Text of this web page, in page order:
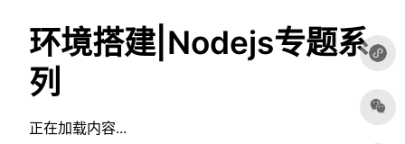
环境搭建|Nodejs专题系
列
正在加载内容...